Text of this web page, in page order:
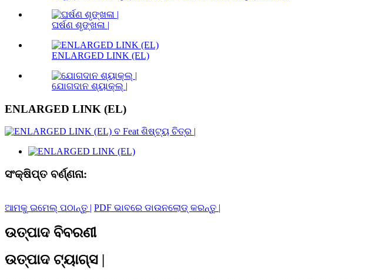
ଘର୍ଷଣ ଶୃଙ୍ଖଳା |
ENLARGED LINK (EL)
ଯୋଗଦାନ ଶ୍ୟାକ୍ଲ୍ |
ENLARGED LINK (EL)
ସଂକ୍ଷିପ୍ତ ବର୍ଣ୍ଣନା:
ଆମକୁ ଇମେଲ୍ ପଠାନ୍ତୁ | PDF ଭାବରେ ଡାଉନଲୋଡ୍ କରନ୍ତୁ |
ଉତ୍ପାଦ ବିବରଣୀ
ଉତ୍ପାଦ ଟ୍ୟାଗ୍ସ |